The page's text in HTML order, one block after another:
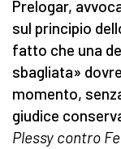
Prelogar,
sul principio
fatto che una
sbagliata»
momento,
giudice
Plessy contro